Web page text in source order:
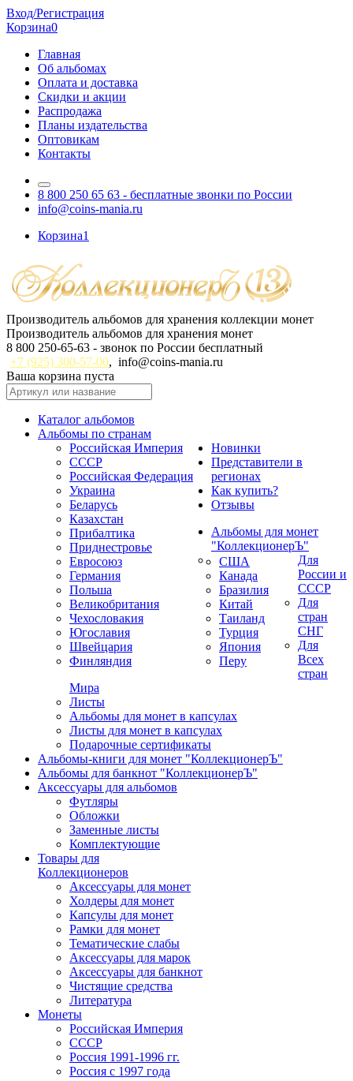
Вход/Регистрация
Корзина0
Главная
Об альбомах
Оплата и доставка
Скидки и акции
Распродажа
Планы издательства
Оптовикам
Контакты
8 800 250 65 63 - бесплатные звонки по России
info@coins-mania.ru
Корзина1
Производитель альбомов для хранения коллекции монет
Производитель альбомов для хранения монет
8 800 250-65-63 - звонок по России бесплатный
+7 (925) 300-57-00, info@coins-mania.ru
Ваша корзина пуста
Каталог альбомов
Альбомы по странам
Российская Империя
СССР
Российская Федерация
Украина
Беларусь
Казахстан
Прибалтика
Приднестровье
Евросоюз
Германия
Польша
Великобритания
Чехословакия
Югославия
Швейцария
Финляндия
США
Канада
Бразилия
Китай
Таиланд
Турция
Япония
Перу
Новинки
Представители в
регионах
Как купить?
Отзывы
Альбомы для монет
"КоллекционерЪ"
Для
России и
СССР
Для
стран
СНГ
Для
Всех
стран
Мира
Листы
Альбомы для монет в капсулах
Листы для монет в капсулах
Подарочные сертификаты
Альбомы-книги для монет "КоллекционерЪ"
Альбомы для банкнот "КоллекционерЪ"
Аксессуары для альбомов
Футляры
Обложки
Заменные листы
Комплектующие
Товары для
Коллекционеров
Аксессуары для монет
Холдеры для монет
Капсулы для монет
Рамки для монет
Тематические слабы
Аксессуары для марок
Аксессуары для банкнот
Чистящие средства
Литература
Монеты
Российская Империя
СССР
Россия 1991-1996 гг.
Россия с 1997 года